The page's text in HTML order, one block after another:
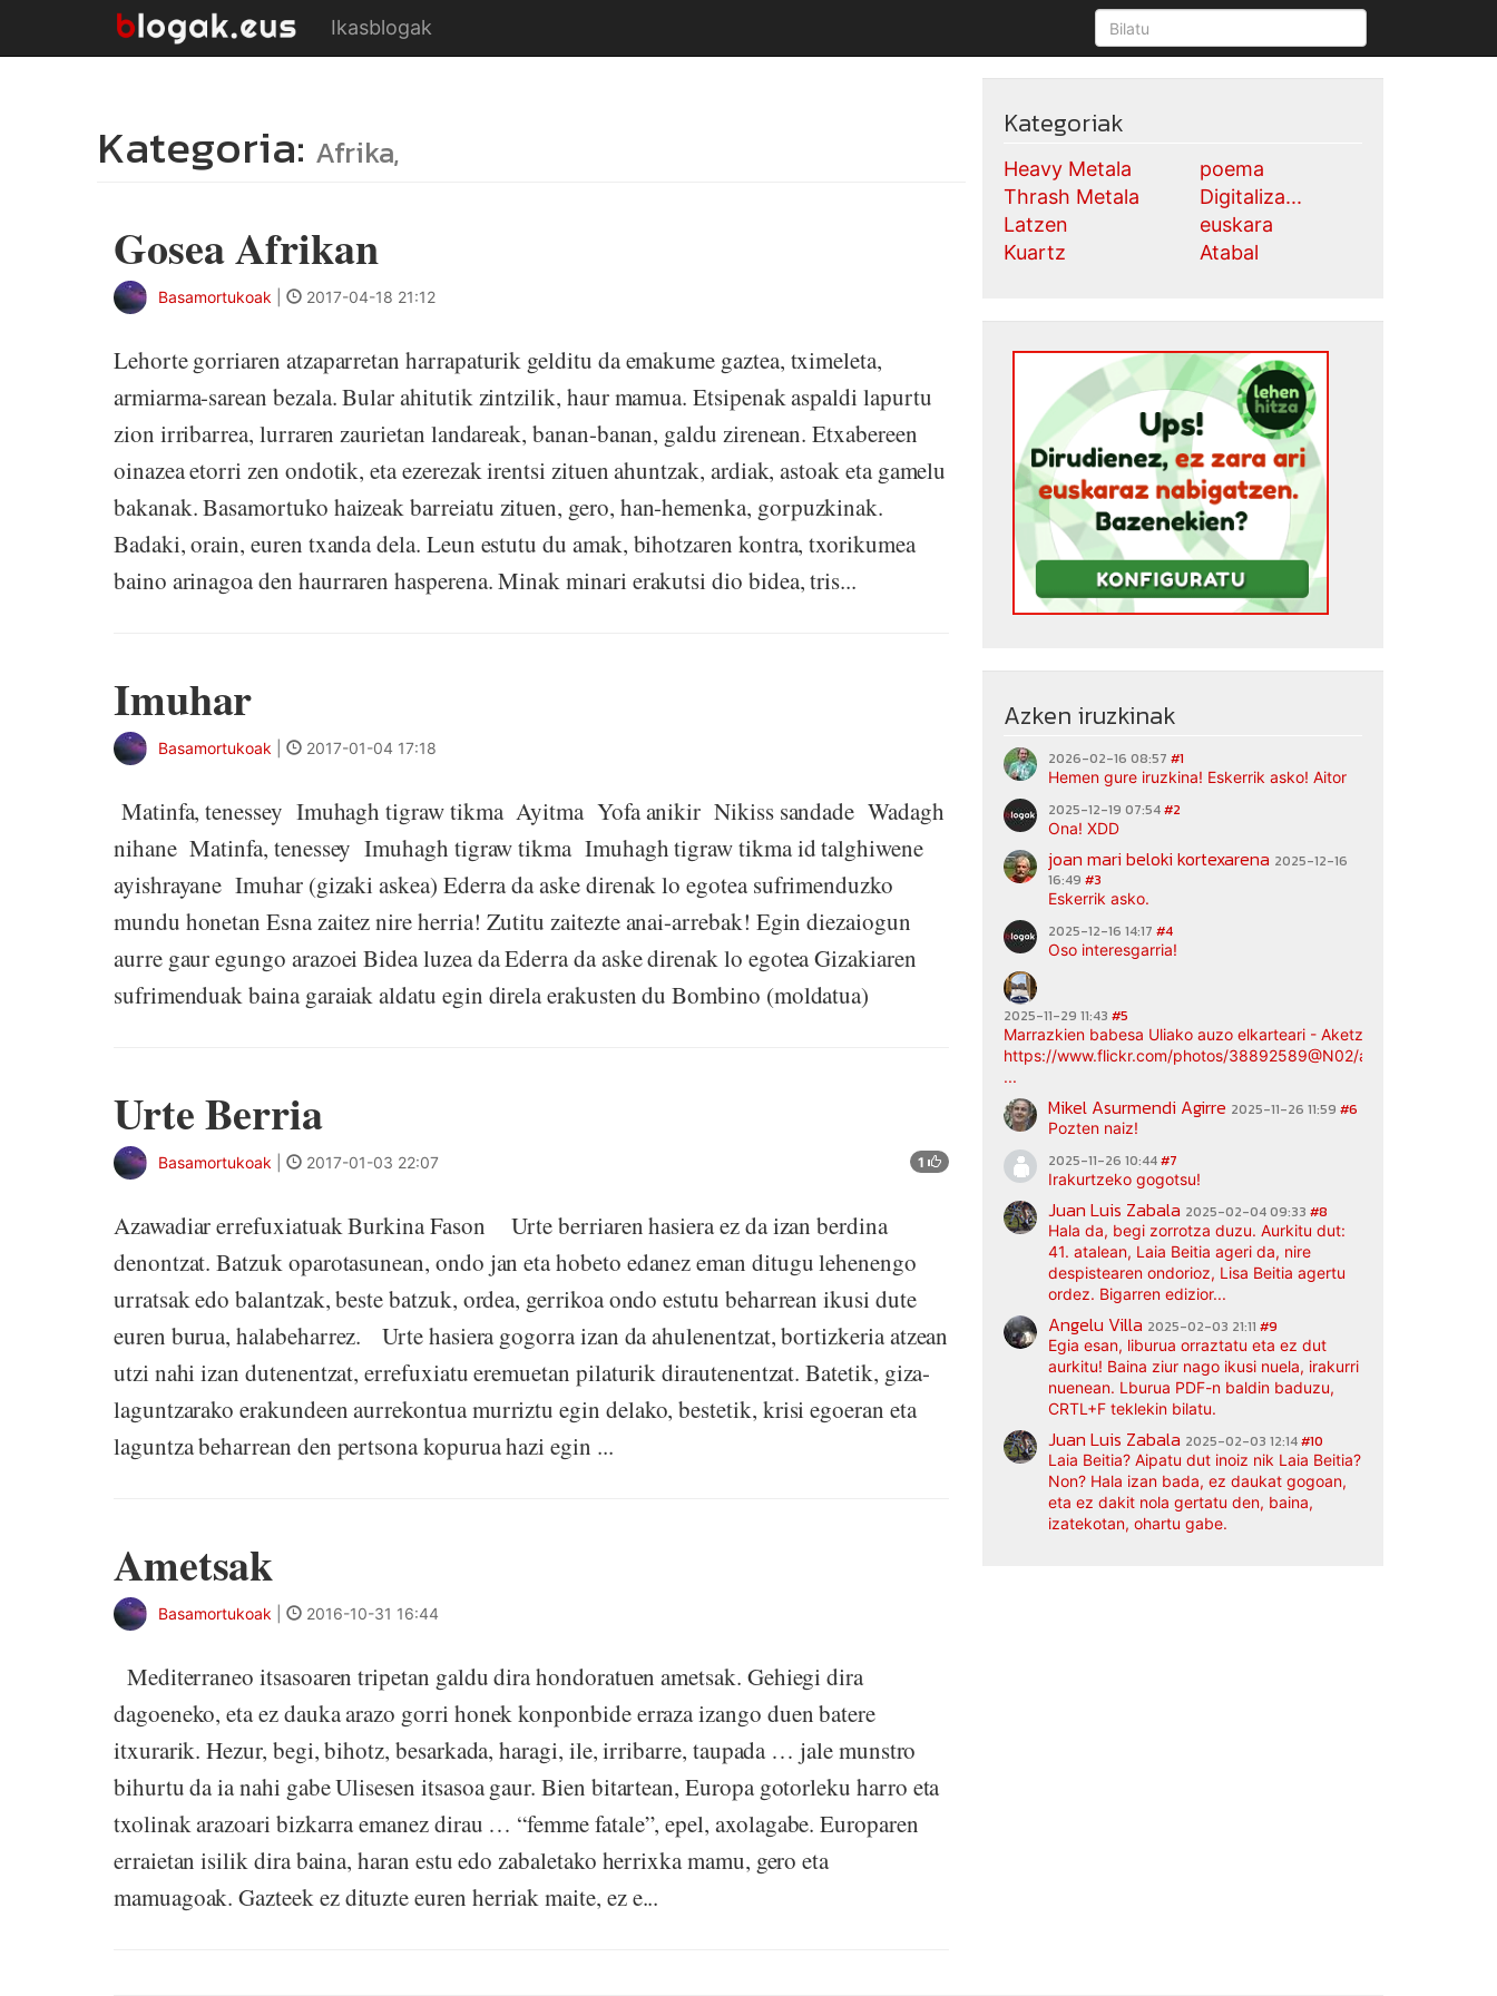
Ikasblogak
Kategoria: Afrika,
Gosea Afrikan
Basamortukoak 2017-04-18 21:12
Lehorte gorriaren atzaparretan harrapaturik gelditu da emakume gaztea, tximeleta,
armiarma-sarean bezala. Bular ahitutik zintzilik, haur mamua. Etsipenak aspaldi lapurtu
zion irribarrea, lurraren zaurietan landareak, banan-banan, galdu zirenean. Etxabereen
oinazea etorri zen ondotik, eta ezerezak irentsi zituen ahuntzak, ardiak, astoak eta gamelu
bakanak. Basamortuko haizeak barreiatu zituen, gero, han-hemenka, gorpuzkinak.
Badaki, orain, euren txanda dela. Leun estutu du amak, bihotzaren kontra, txorikumea
baino arinagoa den haurraren hasperena. Minak minari erakutsi dio bidea, tris...
Imuhar
Basamortukoak 2017-01-04 17:18
Matinfa, tenessey Imuhagh tigraw tikma Ayitma Yofa anikir Nikiss sandade Wadagh
nihane Matinfa, tenessey Imuhagh tigraw tikma Imuhagh tigraw tikma id talghiwene
ayishrayane Imuhar (gizaki askea) Ederra da aske direnak lo egotea sufrimenduzko
mundu honetan Esna zaitez nire herria! Zutitu zaitezte anai-arrebak! Egin diezaiogun
aurre gaur egungo arazoei Bidea luzea da Ederra da aske direnak lo egotea Gizakiaren
sufrimenduak baina garaiak aldatu egin direla erakusten du Bombino (moldatua)
Urte Berria
1
Basamortukoak 2017-01-03 22:07
Azawadiar errefuxiatuak Burkina Fason Urte berriaren hasiera ez da izan berdina
denontzat. Batzuk oparotasunean, ondo jan eta hobeto edanez eman ditugu lehenengo
urratsak edo balantzak, beste batzuk, ordea, gerrikoa ondo estutu beharrean ikusi dute
euren burua, halabeharrez. Urte hasiera gogorra izan da ahulenentzat, bortizkeria atzean
utzi nahi izan dutenentzat, errefuxiatu eremuetan pilaturik dirautenentzat. Batetik, giza-
laguntzarako erakundeen aurrekontua murriztu egin delako, bestetik, krisi egoeran eta
laguntza beharrean den pertsona kopurua hazi egin ...
Ametsak
Basamortukoak 2016-10-31 16:44
Mediterraneo itsasoaren tripetan galdu dira hondoratuen ametsak. Gehiegi dira
dagoeneko, eta ez dauka arazo gorri honek konponbide erraza izango duen batere
itxurarik. Hezur, begi, bihotz, besarkada, haragi, ile, irribarre, taupada … jale munstro
bihurtu da ia nahi gabe Ulisesen itsasoa gaur. Bien bitartean, Europa gotorleku harro eta
txolinak arazoari bizkarra emanez dirau … “femme fatale”, epel, axolagabe. Europaren
erraietan isilik dira baina, haran estu edo zabaletako herrixka mamu, gero eta
mamuagoak. Gazteek ez dituzte euren herriak maite, ez e...
Kategoriak
Heavy Metala
Thrash Metala
Latzen
Kuartz
poema
Digitaliza...
euskara
Atabal
Azken iruzkinak
2026-02-16 08:57 #1
Hemen gure iruzkina! Eskerrik asko! Aitor
2025-12-19 07:54#2
Ona! XDD
joan mari beloki kortexarena 2025-12-16
16:49 #3
Eskerrik asko.
2025-12-16 14:17 #4
Oso interesgarria!
2025-11-29 11:43 #5
Marrazkien babesa Uliako auzo elkarteari - Aketz etxea (argazki
https://www.flickr.com/photos/38892589@N02/albums/
...
Mikel Asurmendi Agirre 2025-11-26 11:59 #6
Pozten naiz!
2025-11-26 10:44#7
Irakurtzeko gogotsu!
Juan Luis Zabala 2025-02-04 09:33 #8
Hala da, begi zorrotza duzu. Aurkitu dut:
41. atalean, Laia Beitia ageri da, nire
despistearen ondorioz, Lisa Beitia agertu
ordez. Bigarren edizior...
Angelu Villa 2025-02-03 21:11 #9
Egia esan, liburua orraztatu eta ez dut
aurkitu! Baina ziur nago ikusi nuela, irakurri
nuenean. Lburua PDF-n baldin baduzu,
CRTL+F teklekin bilatu.
Juan Luis Zabala 2025-02-03 12:14#10
Laia Beitia? Aipatu dut inoiz nik Laia Beitia?
Non? Hala izan bada, ez daukat gogoan,
eta ez dakit nola gertatu den, baina,
izatekotan, ohartu gabe.